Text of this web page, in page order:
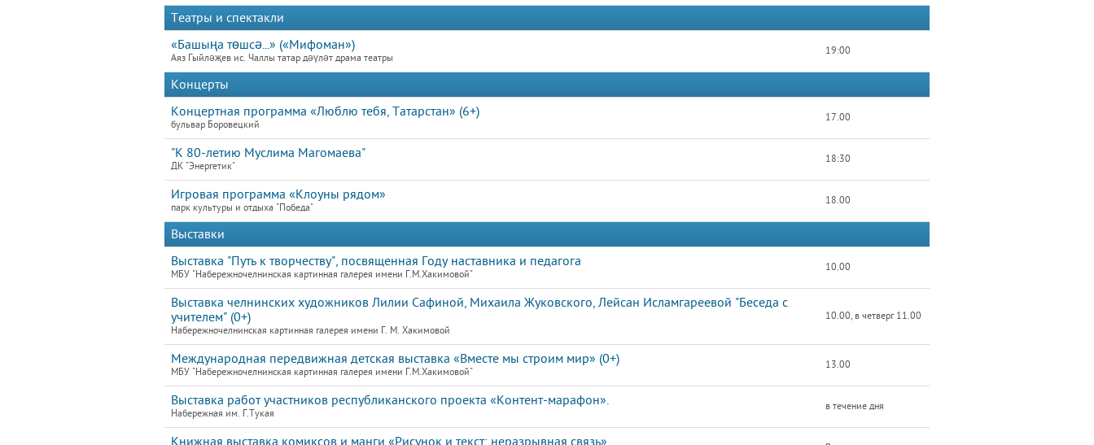
Театры и спектакли
«Башыңа төшсә...» («Мифоман»)
Аяз Гыйләҗев ис. Чаллы татар дәүләт драма театры
19:00
Концерты
Концертная программа «Люблю тебя, Татарстан» (6+)
бульвар Боровецкий
17.00
"К 80-летию Муслима Магомаева"
ДК "Энергетик"
18:30
Игровая программа «Клоуны рядом»
парк культуры и отдыха "Победа"
18.00
Выставки
Выставка "Путь к творчеству", посвященная Году наставника и педагога
МБУ "Набережночелнинская картинная галерея имени Г.М.Хакимовой"
10.00
Выставка челнинских художников Лилии Сафиной, Михаила Жуковского, Лейсан Исламгареевой "Беседа с
учителем" (0+)
Набережночелнинская картинная галерея имени Г. М. Хакимовой
10.00, в четверг 11.00
Международная передвижная детская выставка «Вместе мы строим мир» (0+)
МБУ "Набережночелнинская картинная галерея имени Г.М.Хакимовой"
13.00
Выставка работ участников республиканского проекта «Контент-марафон».
Набережная им. Г.Тукая
в течение дня
Книжная выставка комиксов и манги «Рисунок и текст: неразрывная связь»